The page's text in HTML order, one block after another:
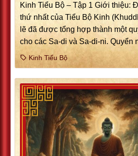
Kinh Tiểu Bộ – Tập 1 Giới thiệu:
thứ nhất của Tiểu Bộ Kinh
lẽ đã được tổng hợp thành một
cho các Sa-di và Sa-di-ni. Quyển
Kinh Tiểu Bộ